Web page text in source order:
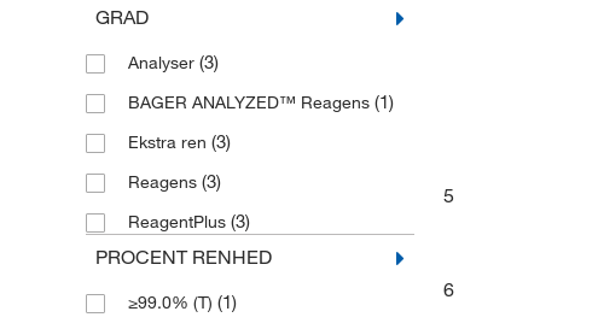
GRAD
Analyser (3)
BAGER ANALYZED™ Reagens (1)
Ekstra ren (3)
Reagens (3)
ReagentPlus (3)
PROCENT RENHED
≥99.0% (T) (1)
5
6